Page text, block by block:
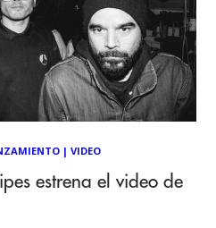
|VIDEO
estrena el video de